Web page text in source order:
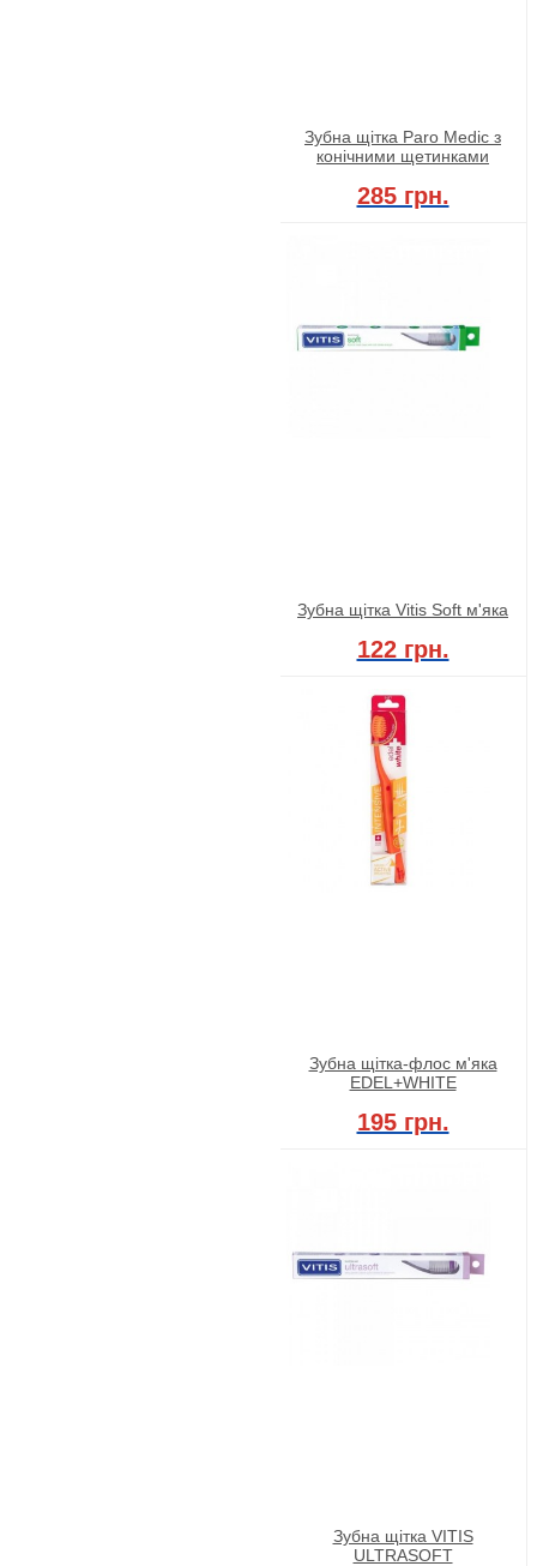
Зубна щітка Paro Medic з
конічними щетинками
285 грн.
Зубна щітка Vitis Soft м'яка
122 грн.
Зубна щітка-флос м'яка
EDEL+WHITE
195 грн.
Зубна щітка VITIS
ULTRASOFT